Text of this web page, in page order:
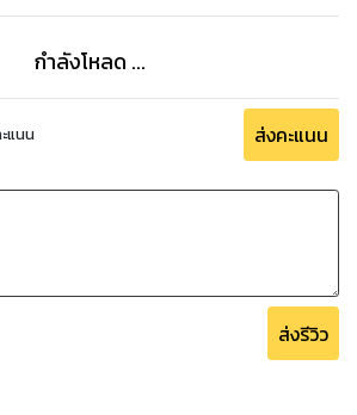
กำลังโหลด ...
แนน ส่งคะแนน
ส่งรีวิว